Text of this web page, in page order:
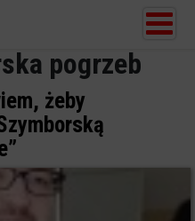
pogrzeb
żeby